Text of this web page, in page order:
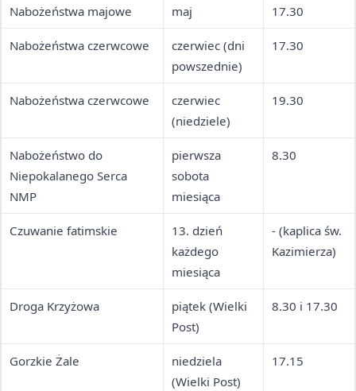
Nabożeństwa majowe maj 17.30
Nabożeństwa czerwcowe
czerwiec (dni
powszednie)
17.30
Nabożeństwa czerwcowe
czerwiec
(niedziele)
19.30
Nabożeństwo do
Niepokalanego Serca
NMP
pierwsza
sobota
miesiąca
8.30
Czuwanie fatimskie
13. dzień
każdego
miesiąca
- (kaplica św.
Kazimierza)
Droga Krzyżowa
piątek (Wielki
Post)
8.30 i 17.30
Gorzkie Żale
niedziela
(Wielki Post)
17.15